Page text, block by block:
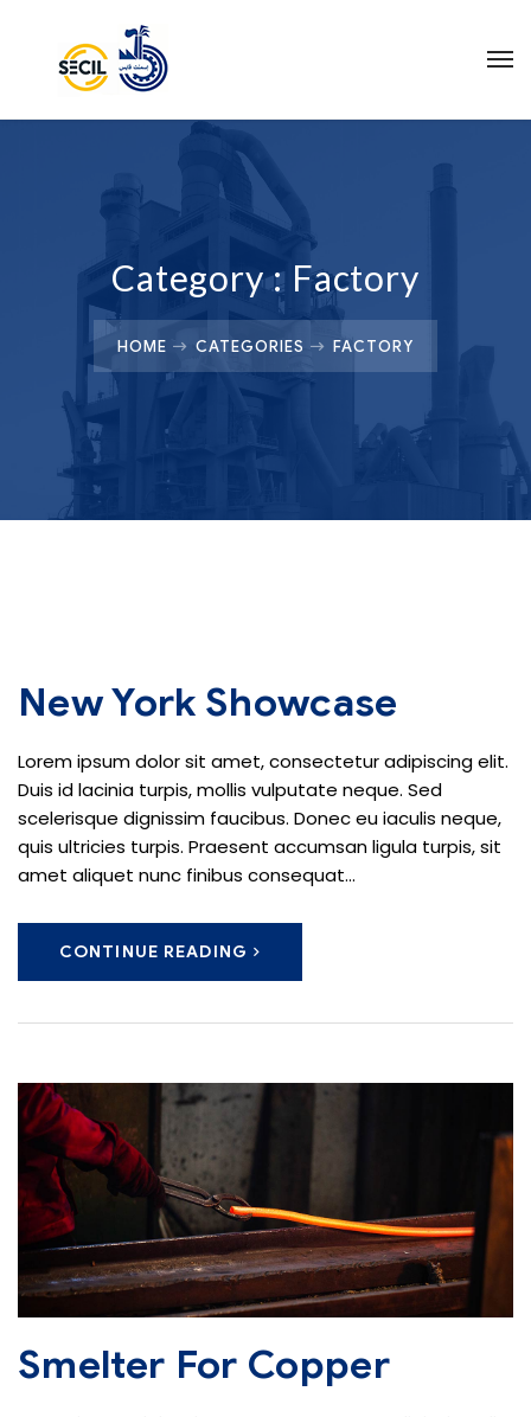
Category : Factory
HOME CATEGORIES FACTORY
New York Showcase
Lorem ipsum dolor sit amet, consectetur adipiscing elit.
Duis id lacinia turpis, mollis vulputate neque. Sed
scelerisque dignissim faucibus. Donec eu iaculis neque,
quis ultricies turpis. Praesent accumsan ligula turpis, sit
amet aliquet nunc finibus consequat...
CONTINUE READING
Smelter For Copper